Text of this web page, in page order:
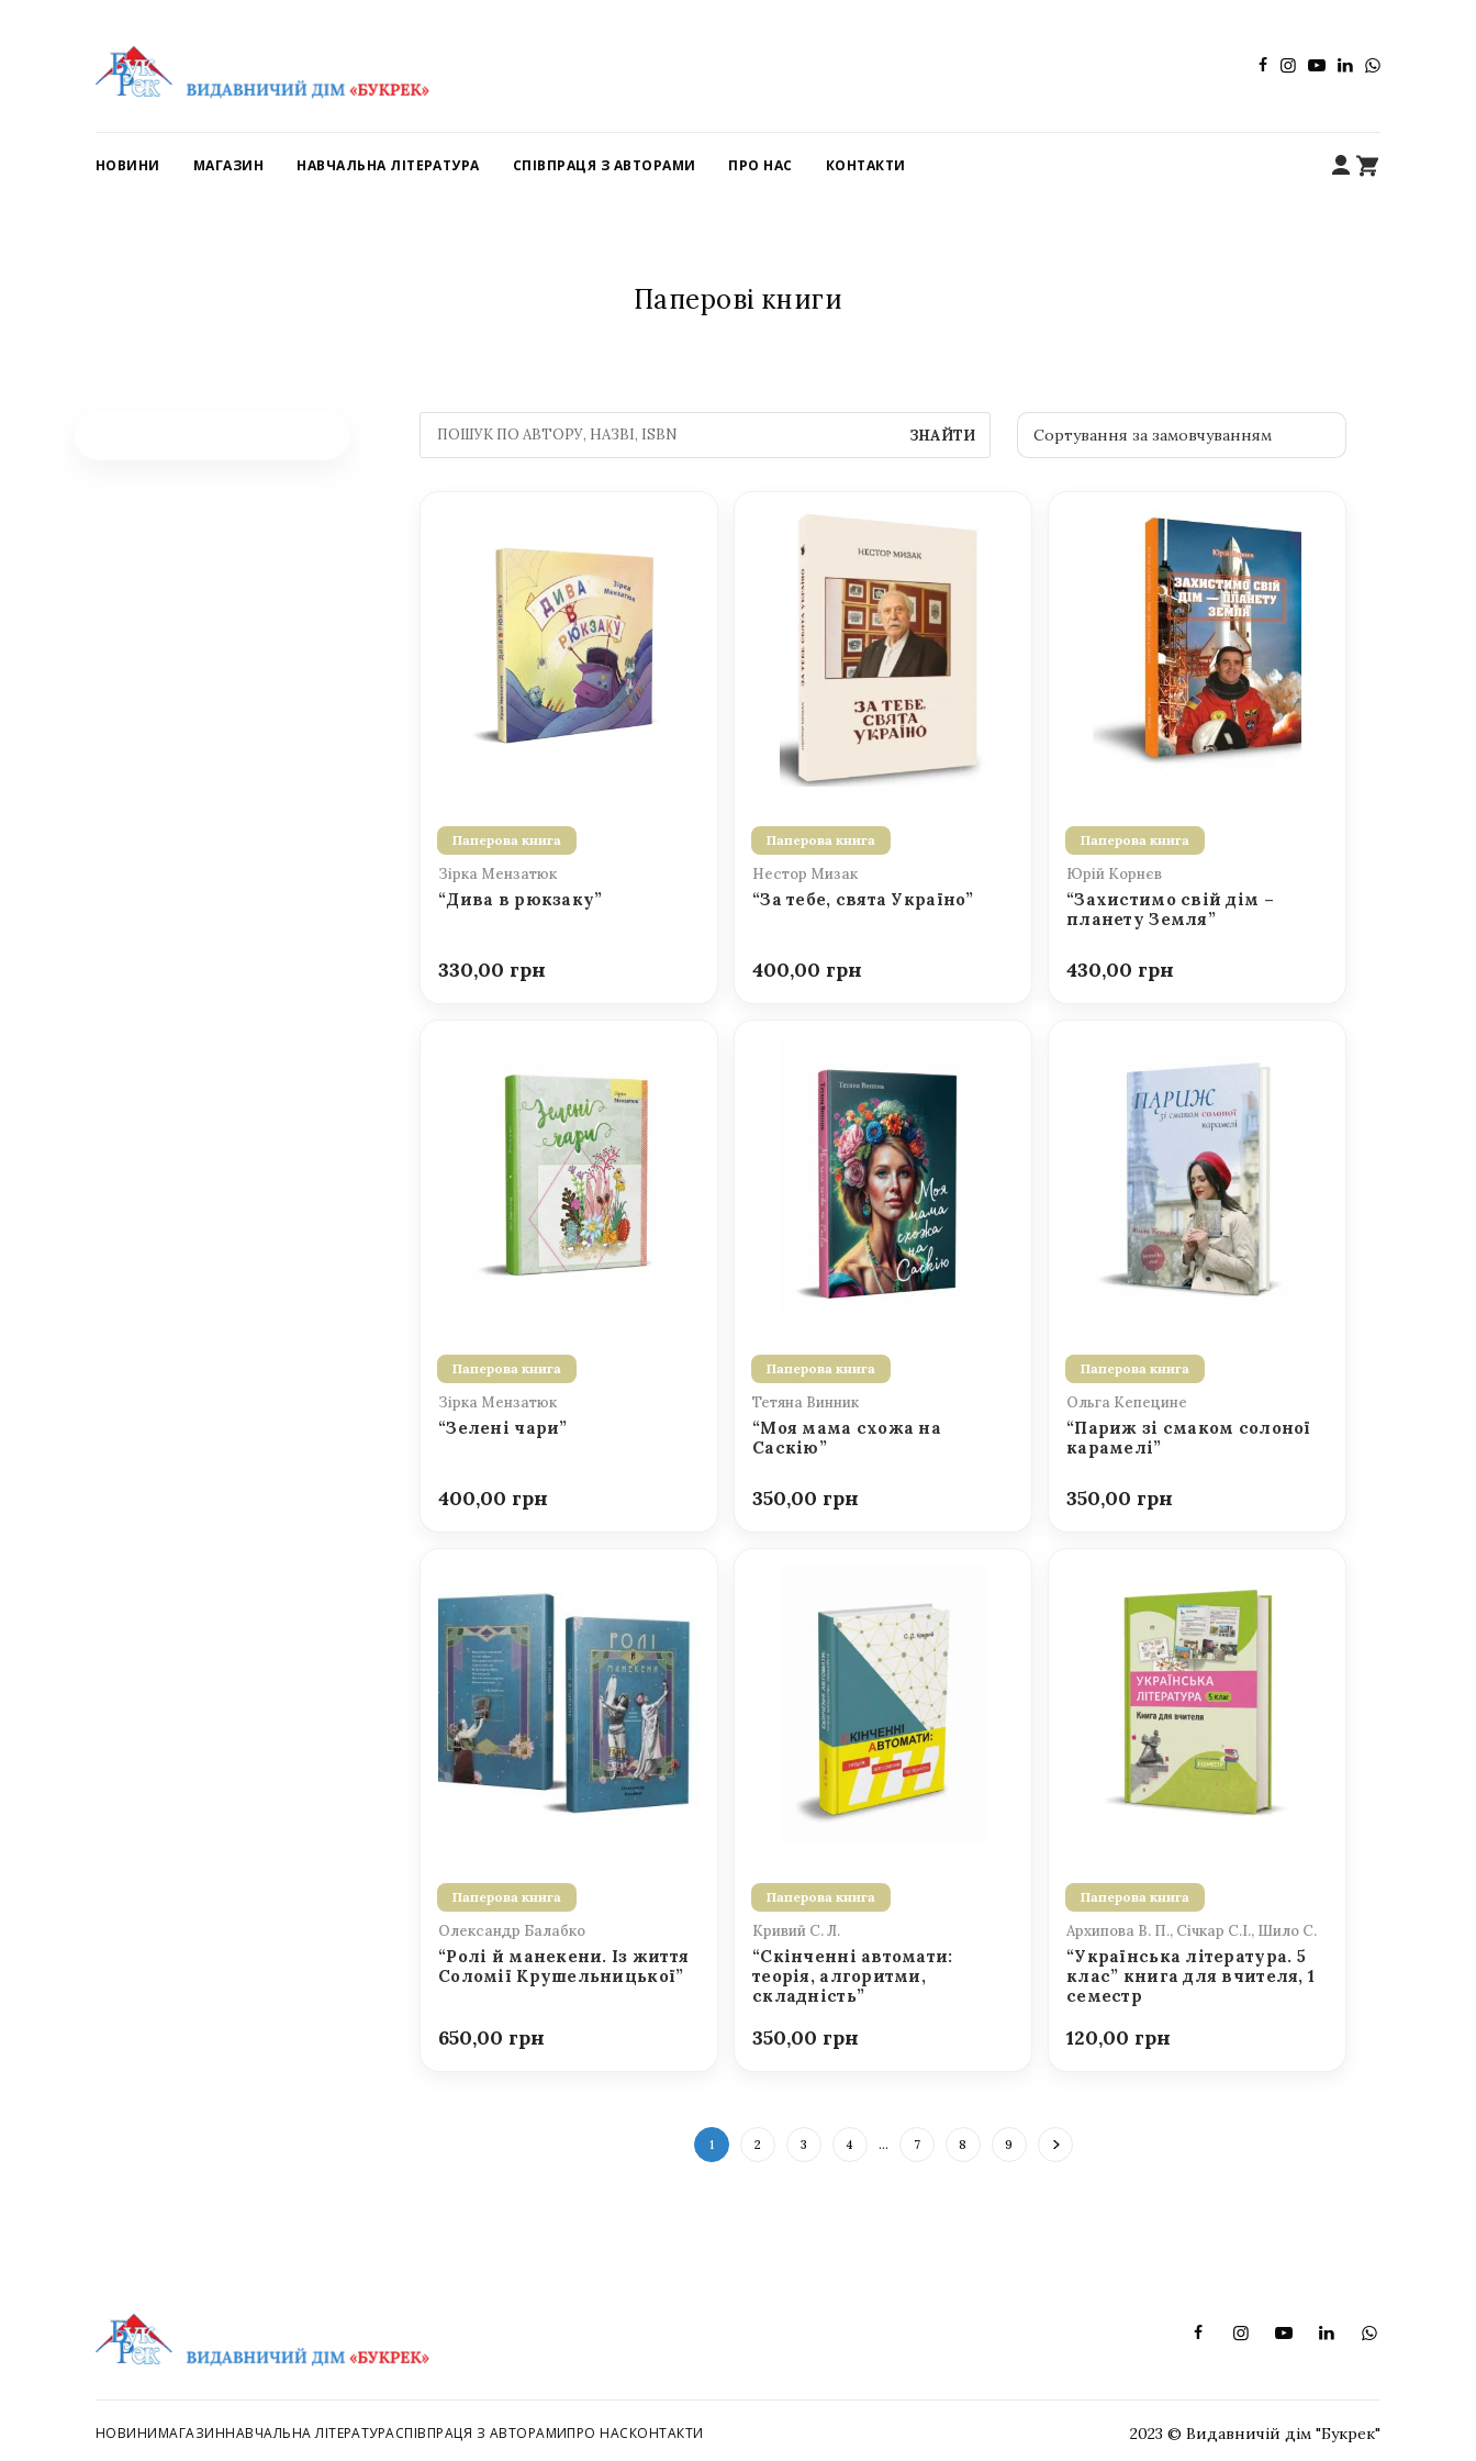
НОВИНИ МАГАЗИН НАВЧАЛЬНА ЛІТЕРАТУРА СПІВПРАЦЯ З АВТОРАМИ ПРО НАС КОНТАКТИ
Паперові книги
ЗНАЙТИ
Паперова книга
Зірка Мензатюк
“Дива в рюкзаку”
330,00
Паперова книга
Нестор Мизак
“За тебе, свята Україно”
400,00
Паперова книга
Юрій Корнєв
“Захистимо свій дім –
планету Земля”
430,00
Паперова книга
Зірка Мензатюк
“Зелені чари”
400,00
Паперова книга
Тетяна Винник
“Моя мама схожа на
Саскію”
350,00
Паперова книга
Ольга Кепецине
“Париж зі смаком солоної
карамелі”
350,00
Паперова книга
Олександр Балабко
“Ролі й манекени. Із життя
Соломії Крушельницької”
650,00
Паперова книга
Кривий С. Л.
“Скінченні автомати:
теорія, алгоритми,
складність”
350,00
Паперова книга
Архипова В. П., Січкар С.І., Шило С.
“Українська література. 5
клас” книга для вчителя, 1
семестр
120,00
1 2 3 4 … 7 8 9
НОВИНИМАГАЗИННАВЧАЛЬНА ЛІТЕРАТУРАСПІВПРАЦЯ З АВТОРАМИПРО НАСКОНТАКТИ 2023 © Видавничій дім "Букрек"